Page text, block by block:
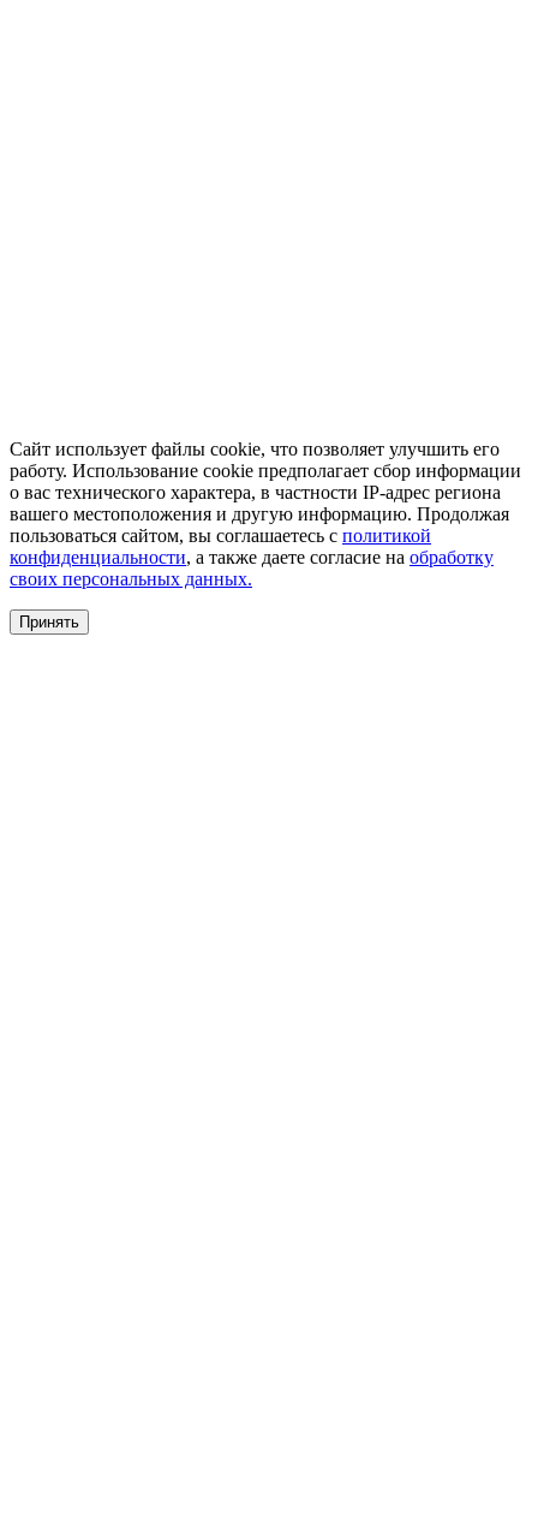
Сайт использует файлы cookie, что позволяет улучшить его
работу. Использование cookie предполагает сбор информации
о вас технического характера, в частности IP-адрес региона
вашего местоположения и другую информацию. Продолжая
пользоваться сайтом, вы соглашаетесь с политикой
конфиденциальности, а также даете согласие на обработку
своих персональных данных.
Принять